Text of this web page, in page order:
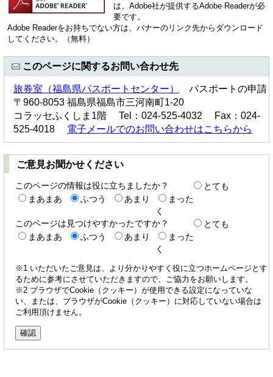
は、Adobe社が提供するAdobe Readerが必
要です。
Adobe Readerをお持ちでない方は、バナーのリンク先からダウンロード
してください。（無料）
このページに関するお問い合わせ先
旅券室（福島県パスポートセンター）
パスポートの申請
〒960-8053 福島県福島市三河南町1-20
コラッセふくしま1階 Tel：024-525-4032 Fax：024-
525-4018 電子メールでのお問い合わせはこちらから
ご意見お聞かせください
このページの情報は役に立ちましたか？
とても
まあまあ
ふつう あまり
まった
く
このページは見つけやすかったですか？
とても
まあまあ
ふつう あまり
まった
く
※1 いただいたご意見は、より分かりやすく役に立つホームページとす
るために参考にさせていただきますので、ご協力をお願いします。
※2 ブラウザでCookie（クッキー）が使用できる設定になっていな
い、または、ブラウザがCookie（クッキー）に対応していない場合は
ご利用頂けません。